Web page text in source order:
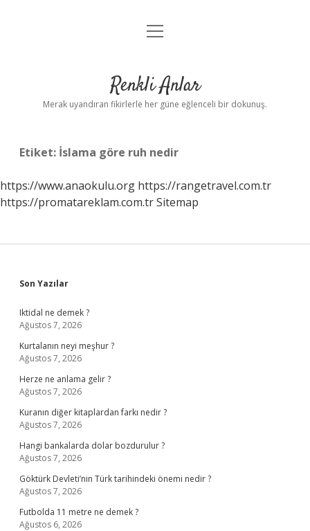
Anasayfa
Yasal Uyarı
menüyü
Renkli Anlar
Merak uyandıran fikirlerle her güne eğlenceli bir dokunuş.
Etiket: İslama göre ruh nedir
https://www.anaokulu.org https://rangetravel.com.tr
https://promatareklam.com.trSitemap
Sidebar
Son Yazılar
Iktidal ne demek ?
Ağustos 7, 2026
Kurtalanın neyi meşhur ?
Ağustos 7, 2026
Herze ne anlama gelir ?
Ağustos 7, 2026
Kuranın diğer kitaplardan farkı nedir ?
Ağustos 7, 2026
Hangi bankalarda dolar bozdurulur ?
Ağustos 7, 2026
Göktürk Devleti’nin Türk tarihindeki önemi nedir ?
Ağustos 7, 2026
Futbolda 11 metre ne demek ?
Ağustos 6, 2026